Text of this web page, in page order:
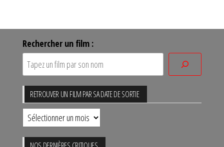
Rechercher un film :
RETROUVER UN FILM PAR SA DATE DE SORTIE
Retrouver
un
film